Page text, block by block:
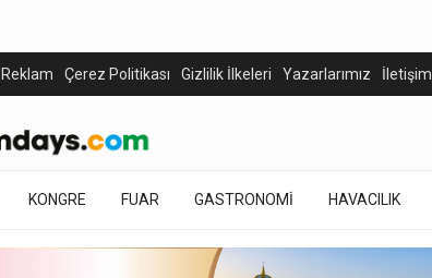
Reklam Çerez Politikası Gizlilik İlkeleri Yazarlarımız İletişim
KONGRE FUAR GASTRONOMİ HAVACILIK